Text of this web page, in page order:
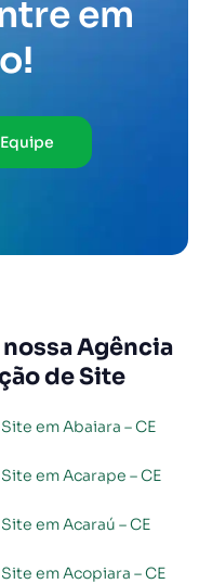
em
Agência
de Site
em Abaiara – CE
em Acarape – CE
em Acaraú – CE
em Acopiara – CE